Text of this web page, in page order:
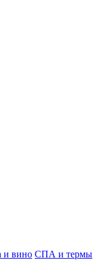
и вино СПА и термы